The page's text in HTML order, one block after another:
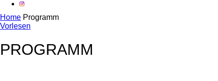
Home Programm
Vorlesen
PROGRAMM